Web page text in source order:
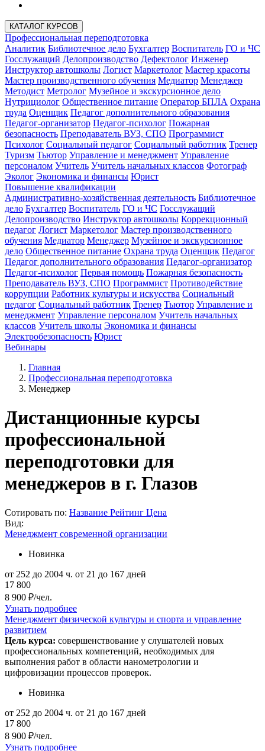
КАТАЛОГ КУРСОВ
Профессиональная переподготовка
Аналитик Библиотечное дело Бухгалтер Воспитатель ГО и ЧС
Госслужащий Делопроизводство Дефектолог Инженер
Инструктор автошколы Логист Маркетолог Мастер красоты
Мастер производственного обучения Медиатор Менеджер
Методист Метролог Музейное и экскурсионное дело
Нутрициолог Общественное питание Оператор БПЛА Охрана
труда Оценщик Педагог дополнительного образования
Педагог-организатор Педагог-психолог Пожарная
безопасность Преподаватель ВУЗ, СПО Программист
Психолог Социальный педагог Социальный работник Тренер
Туризм Тьютор Управление и менеджмент Управление
персоналом Учитель Учитель начальных классов Фотограф
Эколог Экономика и финансы Юрист
Повышение квалификации
Административно-хозяйственная деятельность Библиотечное
дело Бухгалтер Воспитатель ГО и ЧС Госслужащий
Делопроизводство Инструктор автошколы Коррекционный
педагог Логист Маркетолог Мастер производственного
обучения Медиатор Менеджер Музейное и экскурсионное
дело Общественное питание Охрана труда Оценщик Педагог
Педагог дополнительного образования Педагог-организатор
Педагог-психолог Первая помощь Пожарная безопасность
Преподаватель ВУЗ, СПО Программист Противодействие
коррупции Работник культуры и искусства Социальный
педагог Социальный работник Тренер Тьютор Управление и
менеджмент Управление персоналом Учитель начальных
классов Учитель школы Экономика и финансы
Электробезопасность Юрист
Вебинары
Главная
Профессиональная переподготовка
Менеджер
Дистанционные курсы
профессиональной
переподготовки для
менеджеров в г. Глазов
Сотировать по: Название Рейтинг Цена
Вид:
Менеджмент современной организации
Новинка
от 252 до 2004 ч. от 21 до 167 дней
17 800
8 900 ₽/чел.
Узнать подробнее
Менеджмент физической культуры и спорта и управление
развитием
Цель курса: совершенствование у слушателей новых
профессиональных компетенций, необходимых для
выполнения работ в области нанометрологии и
цифровизации процессов проверок.
Новинка
от 252 до 2004 ч. от 21 до 167 дней
17 800
8 900 ₽/чел.
Узнать подробнее